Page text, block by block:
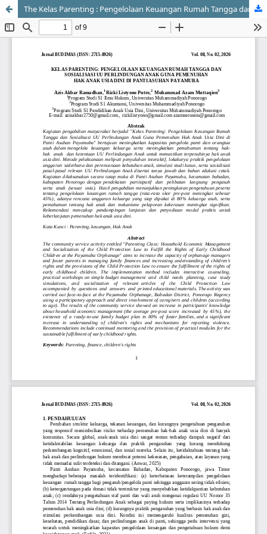
The Kelas Parenting : Pengelolaan Keuangan Rumah Tangga dan Sosialisasi UU Perlindungan Anak Guna Pemenuhan Hak Anak Usia Dini Di Panti Asuhan Payamuba